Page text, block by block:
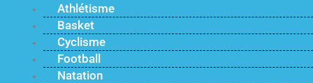
Athlétisme
Basket
Cyclisme
Football
Natation